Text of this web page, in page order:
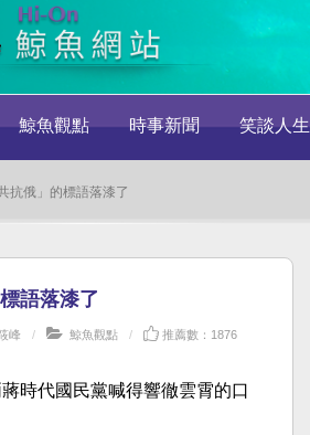
鯨魚觀點 時事新聞 笑談人生
共抗俄」的標語落漆了
語落漆了
峰 鯨魚觀點 推薦數：1876
蔣時代國民黨喊得響徹雲霄的口